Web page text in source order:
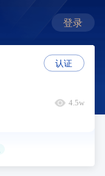
登录
4.5w
认证